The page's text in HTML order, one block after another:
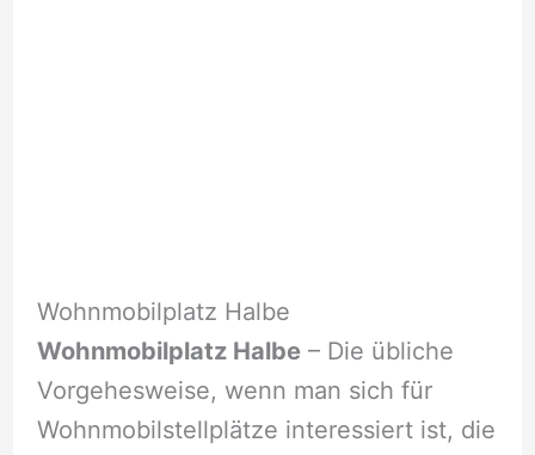
Wohnmobilplatz Halbe
Wohnmobilplatz Halbe– Die übliche
Vorgehesweise, wenn man sich für
Wohnmobilstellplätze interessiert ist, die